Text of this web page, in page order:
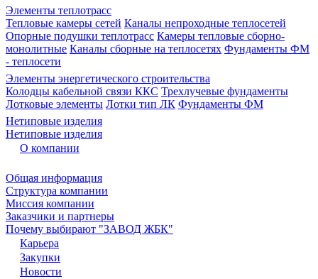
Элементы теплотрасс
Тепловые камеры сетей Каналы непроходные теплосетей
Опорные подушки теплотрасс Камеры тепловые сборно-
монолитные Каналы сборные на теплосетях Фундаменты ФМ
- теплосети
Элементы энергетического строительства
Колодцы кабельной связи ККС Трехлучевые фундаменты
Лотковые элементы Лотки тип ЛК Фундаменты ФМ
Нетиповые изделия
Нетиповые изделия
О компании
Общая информация
Структура компании
Миссия компании
Заказчики и партнеры
Почему выбирают "ЗАВОД ЖБК"
Карьера
Закупки
Новости